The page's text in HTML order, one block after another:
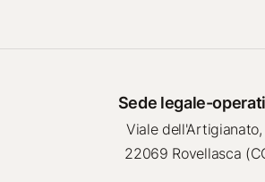
Sede legale-
Viale dell'Artigianato,
22069 Rovellasca